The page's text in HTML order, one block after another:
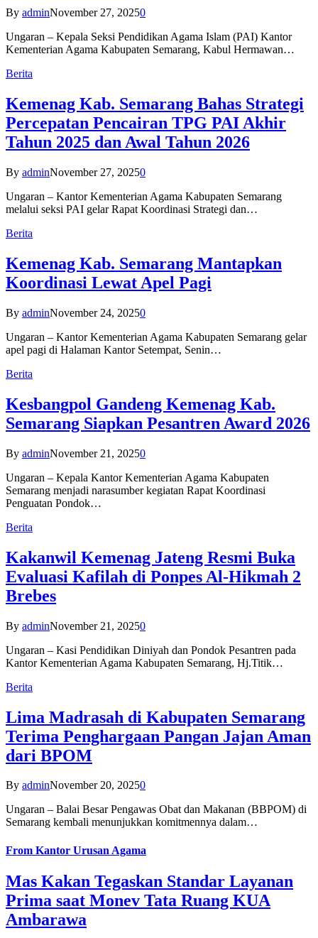
By adminNovember 27, 20250
Ungaran – Kepala Seksi Pendidikan Agama Islam (PAI) Kantor
Kementerian Agama Kabupaten Semarang, Kabul Hermawan…
Berita
Kemenag Kab. Semarang Bahas Strategi
Percepatan Pencairan TPG PAI Akhir
Tahun 2025 dan Awal Tahun 2026
By adminNovember 27, 20250
Ungaran – Kantor Kementerian Agama Kabupaten Semarang
melalui seksi PAI gelar Rapat Koordinasi Strategi dan…
Berita
Kemenag Kab. Semarang Mantapkan
Koordinasi Lewat Apel Pagi
By adminNovember 24, 20250
Ungaran – Kantor Kementerian Agama Kabupaten Semarang gelar
apel pagi di Halaman Kantor Setempat, Senin…
Berita
Kesbangpol Gandeng Kemenag Kab.
Semarang Siapkan Pesantren Award 2026
By adminNovember 21, 20250
Ungaran – Kepala Kantor Kementerian Agama Kabupaten
Semarang menjadi narasumber kegiatan Rapat Koordinasi
Penguatan Pondok…
Berita
Kakanwil Kemenag Jateng Resmi Buka
Evaluasi Kafilah di Ponpes Al-Hikmah 2
Brebes
By adminNovember 21, 20250
Ungaran – Kasi Pendidikan Diniyah dan Pondok Pesantren pada
Kantor Kementerian Agama Kabupaten Semarang, Hj.Titik…
Berita
Lima Madrasah di Kabupaten Semarang
Terima Penghargaan Pangan Jajan Aman
dari BPOM
By adminNovember 20, 20250
Ungaran – Balai Besar Pengawas Obat dan Makanan (BBPOM) di
Semarang kembali menunjukkan komitmennya dalam…
From Kantor Urusan Agama
Mas Kakan Tegaskan Standar Layanan
Prima saat Monev Tata Ruang KUA
Ambarawa